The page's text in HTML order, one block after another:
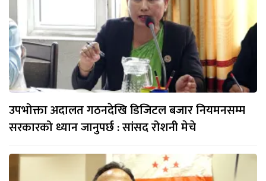
उपभोक्ता अदालत गठनदेखि डिजिटल बजार नियमनसम्म
सरकारको ध्यान जानुपर्छ : सांसद रोशनी मेचे